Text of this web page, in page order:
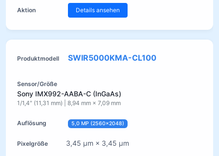
Details ansehen
SWIR5000KMA-CL100
Sony IMX992-AABA-C (InGaAs)
1/1,4″ (11,31 mm) | 8,94 mm × 7,09 mm
5,0 MP (2560×2048)
3,45 µm × 3,45 µm